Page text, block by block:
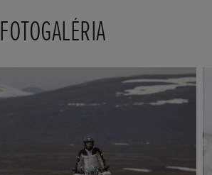
FOTOGALÉRIA